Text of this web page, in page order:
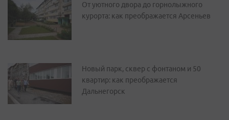
От уютного двора до горнолыжного
курорта: как преображается Арсеньев
Новый парк, сквер с фонтаном и 50
квартир: как преображается
Дальнегорск